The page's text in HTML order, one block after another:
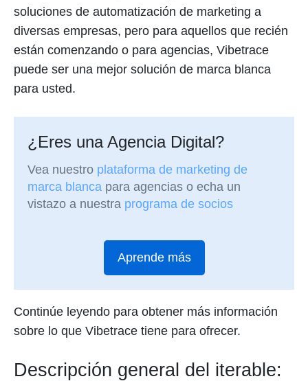
soluciones de automatización de marketing a
diversas empresas, pero para aquellos que recién
están comenzando o para agencias, Vibetrace
puede ser una mejor solución de marca blanca
para usted.
¿Eres una Agencia Digital?
Vea nuestro plataforma de marketing de
marca blanca para agencias o echa un
vistazo a nuestra programa de socios
Aprende más
Continúe leyendo para obtener más información
sobre lo que Vibetrace tiene para ofrecer.
Descripción general del iterable: